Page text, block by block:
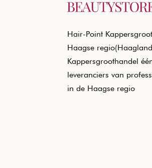
Hair-Point
Haagse
Kappersgroothandel
leveranciers van
in de Haagse regio